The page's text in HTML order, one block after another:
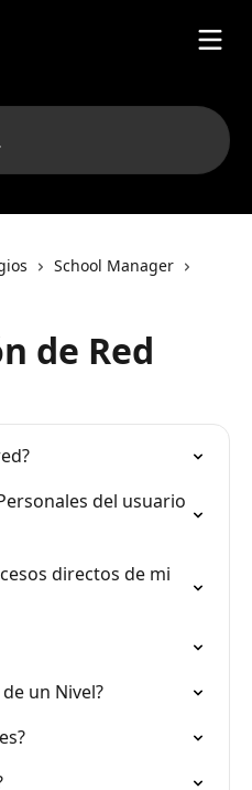
School Manager
de Red
del usuario
directos de mi
un Nivel?